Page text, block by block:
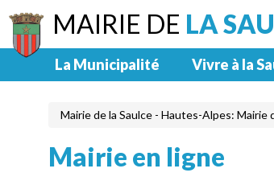
MAIRIE DE LA
La Municipalité Vivre à la
Mairie de la Saulce - Hautes-Alpes: Mairie
Mairie en ligne